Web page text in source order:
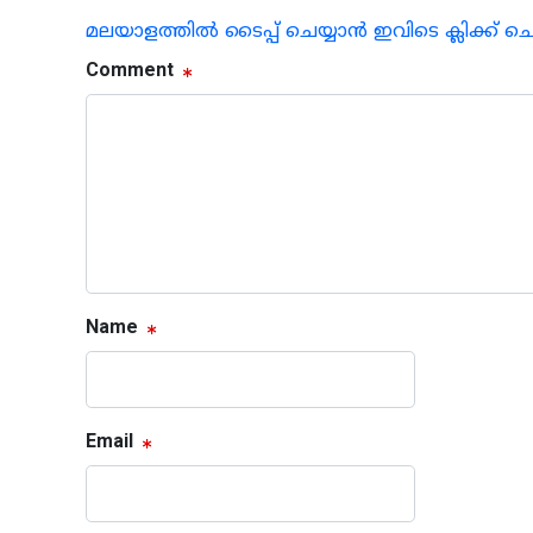
മലയാളത്തില്‍ ടൈപ്പ് ചെയ്യാന്‍ ഇവിടെ ക്ലിക്ക്
Comment
Name
Email